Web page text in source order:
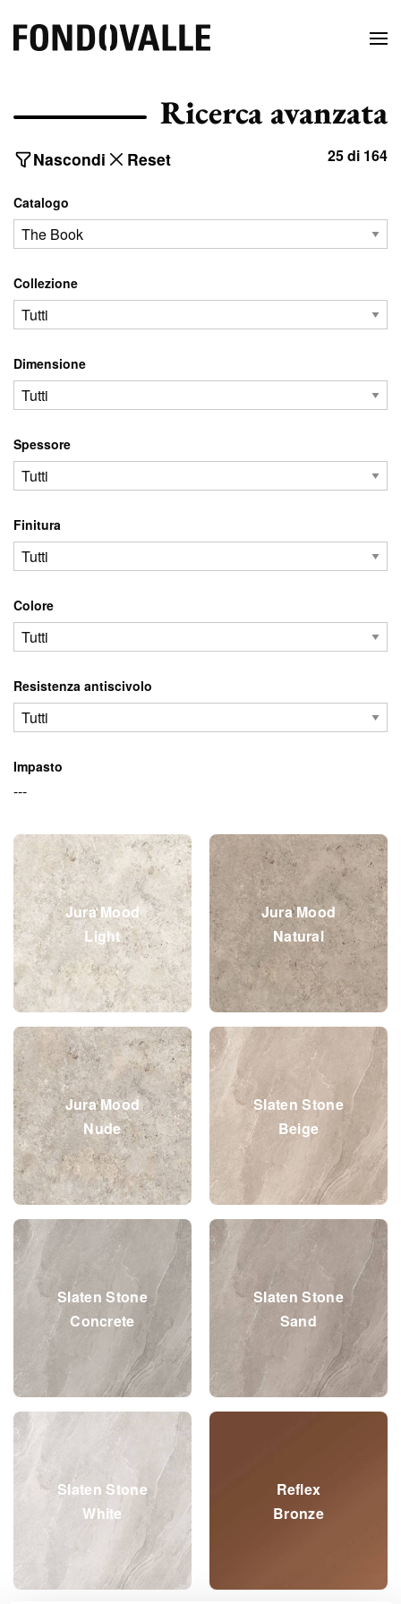
Ricerca avanzata
Nascondi Reset 25 di 164
Catalogo
Collezione
Dimensione
Spessore
Finitura
Colore
Resistenza antiscivolo
Impasto
---
Jura Mood
Light
Jura Mood
Natural
Jura Mood
Nude
Slaten Stone
Beige
Slaten Stone
Concrete
Slaten Stone
Sand
Slaten Stone
White
Reflex
Bronze